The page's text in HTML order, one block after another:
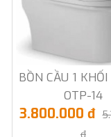
BỒN CẦU 1
OTP-14
3.800.000 đ